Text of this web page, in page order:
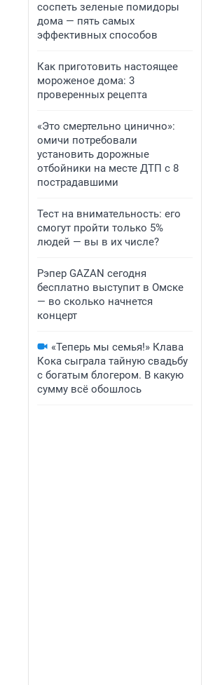
соспеть зеленые помидоры
дома — пять самых
эффективных способов
Как приготовить настоящее
мороженое дома: 3
проверенных рецепта
«Это смертельно цинично»:
омичи потребовали
установить дорожные
отбойники на месте ДТП с 8
пострадавшими
Тест на внимательность: его
смогут пройти только 5%
людей — вы в их числе?
Рэпер GAZAN сегодня
бесплатно выступит в Омске
— во сколько начнется
концерт
«Теперь мы семья!» Клава
Кока сыграла тайную свадьбу
с богатым блогером. В какую
сумму всё обошлось